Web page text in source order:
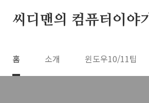
씨디맨의 컴퓨터이야기
홈 소개 윈도우10/11팁